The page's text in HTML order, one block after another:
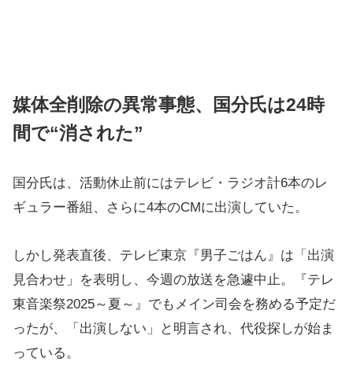
媒体全削除の異常事態、国分氏は24時
間で“消された”
国分氏は、活動休止前にはテレビ・ラジオ計6本のレ
ギュラー番組、さらに4本のCMに出演していた。
しかし発表直後、テレビ東京『男子ごはん』は「出演
見合わせ」を表明し、今週の放送を急遽中止。『テレ
東音楽祭2025～夏～』でもメイン司会を務める予定だ
ったが、「出演しない」と明言され、代役探しが始ま
っている。